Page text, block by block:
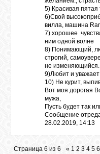
5) Красивая пятая
6)Свой
вилла, машина
7) хорошее
ним одной волне
8) Понимающий,
строгий,
не изменяющийся.
9)Любит и
10) Не курит,
Вот моя дорогая
мужа,
Пусть будет так
Сообщение
28.02.2019, 14:13
Страница 6 из 6 « 1 2 3 4 5 6